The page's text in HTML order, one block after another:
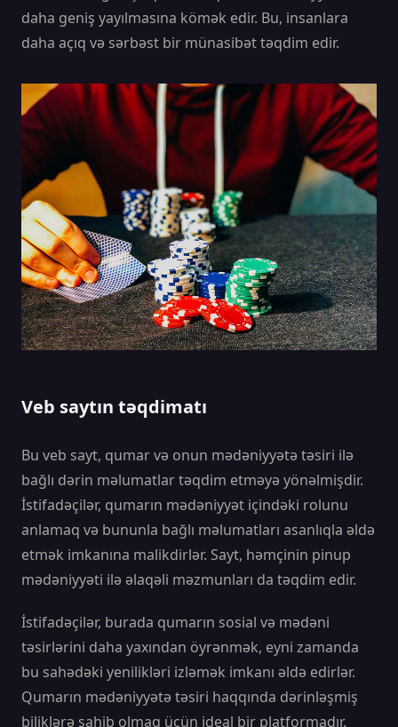
daha geniş yayılmasına kömək edir. Bu, insanlara
daha açıq və sərbəst bir münasibət təqdim edir.
Veb saytın təqdimatı
Bu veb sayt, qumar və onun mədəniyyətə təsiri ilə
bağlı dərin məlumatlar təqdim etməyə yönəlmişdir.
İstifadəçilər, qumarın mədəniyyət içindəki rolunu
anlamaq və bununla bağlı məlumatları asanlıqla əldə
etmək imkanına malikdirlər. Sayt, həmçinin pinup
mədəniyyəti ilə əlaqəli məzmunları da təqdim edir.
İstifadəçilər, burada qumarın sosial və mədəni
təsirlərini daha yaxından öyrənmək, eyni zamanda
bu sahədəki yenilikləri izləmək imkanı əldə edirlər.
Qumarın mədəniyyətə təsiri haqqında dərinləşmiş
biliklərə sahib olmaq üçün ideal bir platformadır.